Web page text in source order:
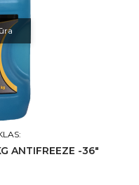
ANTIFREEZE -36"